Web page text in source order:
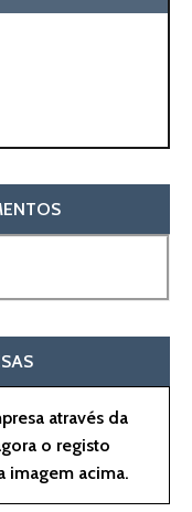
através da
o registo
imagem acima.